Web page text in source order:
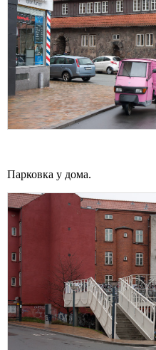
Парковка у дома.